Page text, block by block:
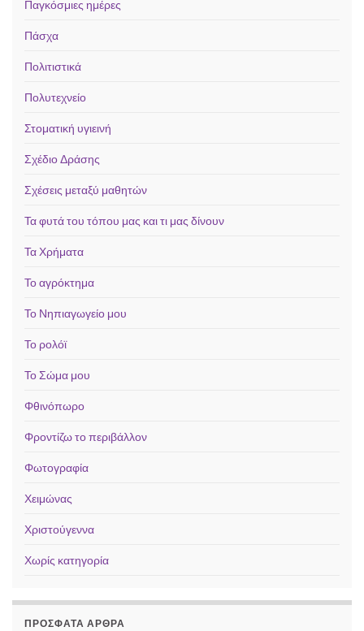
Παγκόσμιες ημέρες
Πάσχα
Πολιτιστικά
Πολυτεχνείο
Στοματική υγιεινή
Σχέδιο Δράσης
Σχέσεις μεταξύ μαθητών
Τα φυτά του τόπου μας και τι μας δίνουν
Τα Χρήματα
Το αγρόκτημα
Το Νηπιαγωγείο μου
Το ρολόϊ
Το Σώμα μου
Φθινόπωρο
Φροντίζω το περιβάλλον
Φωτογραφία
Χειμώνας
Χριστούγεννα
Χωρίς κατηγορία
ΠΡΌΣΦΑΤΑ ΆΡΘΡΑ